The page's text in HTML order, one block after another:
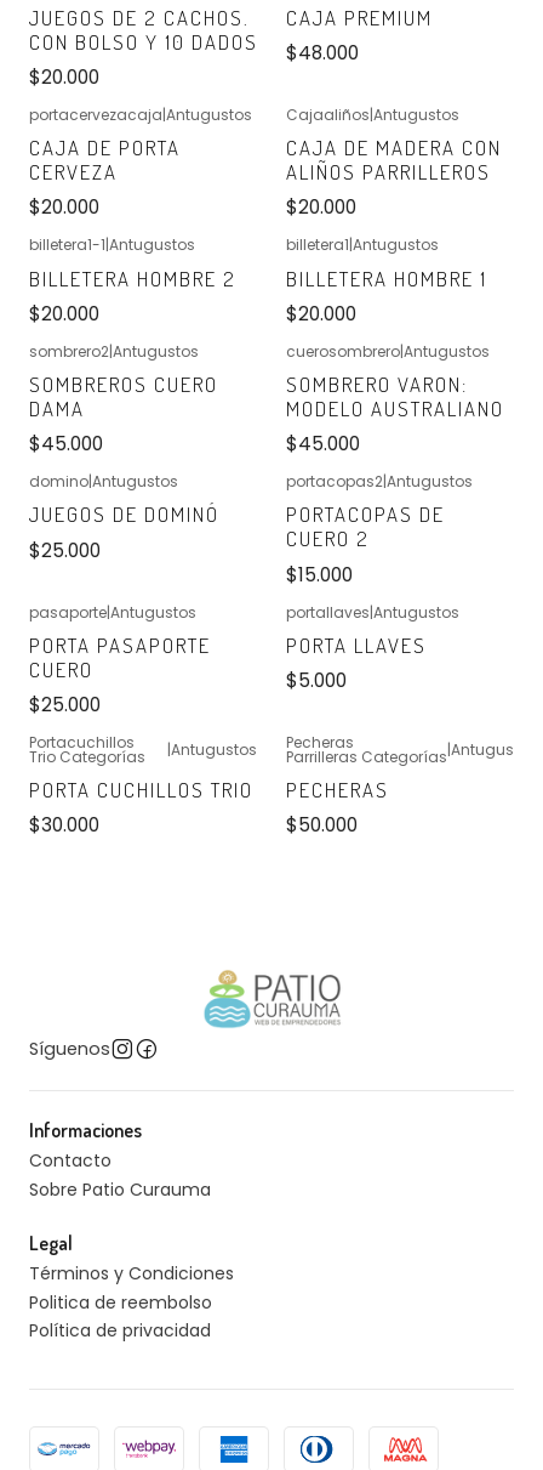
JUEGOS DE 2 CACHOS.
CON BOLSO Y 10 DADOS
$20.000
CAJA PREMIUM
$48.000
portacervezacaja|Antugustos
CAJA DE PORTA
CERVEZA
$20.000
Cajaaliños|Antugustos
CAJA DE MADERA CON
ALIÑOS PARRILLEROS
$20.000
billetera1-1|Antugustos
BILLETERA HOMBRE 2
$20.000
billetera1|Antugustos
BILLETERA HOMBRE 1
$20.000
sombrero2|Antugustos
SOMBREROS CUERO
DAMA
$45.000
cuerosombrero|Antugustos
SOMBRERO VARON:
MODELO AUSTRALIANO
$45.000
domino|Antugustos
JUEGOS DE DOMINÓ
$25.000
portacopas2|Antugustos
PORTACOPAS DE
CUERO 2
$15.000
pasaporte|Antugustos
PORTA PASAPORTE
CUERO
$25.000
portallaves|Antugustos
PORTA LLAVES
$5.000
No disponible
Portacuchillos
Trio Categorías |Antugustos
PORTA CUCHILLOS TRIO
$30.000
No disponible
Pecheras
Parrilleras Categorías|Antugustos
PECHERAS
$50.000
Síguenos
Informaciones
Contacto
Sobre Patio Curauma
Legal
Términos y Condiciones
Politica de reembolso
Política de privacidad